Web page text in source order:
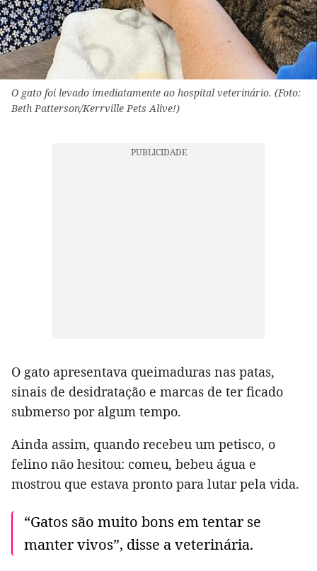
O gato foi levado imediatamente ao hospital veterinário. (Foto:
Beth Patterson/Kerrville Pets Alive!)
O gato apresentava queimaduras nas patas,
sinais de desidratação e marcas de ter ficado
submerso por algum tempo.
Ainda assim, quando recebeu um petisco, o
felino não hesitou: comeu, bebeu água e
mostrou que estava pronto para lutar pela vida.
“Gatos são muito bons em tentar se
manter vivos”, disse a veterinária.